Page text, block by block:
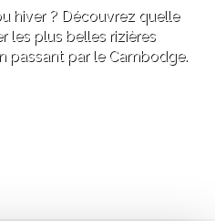
hiver ? Découvrez quelle
les plus belles rizières
passant par le Cambodge.